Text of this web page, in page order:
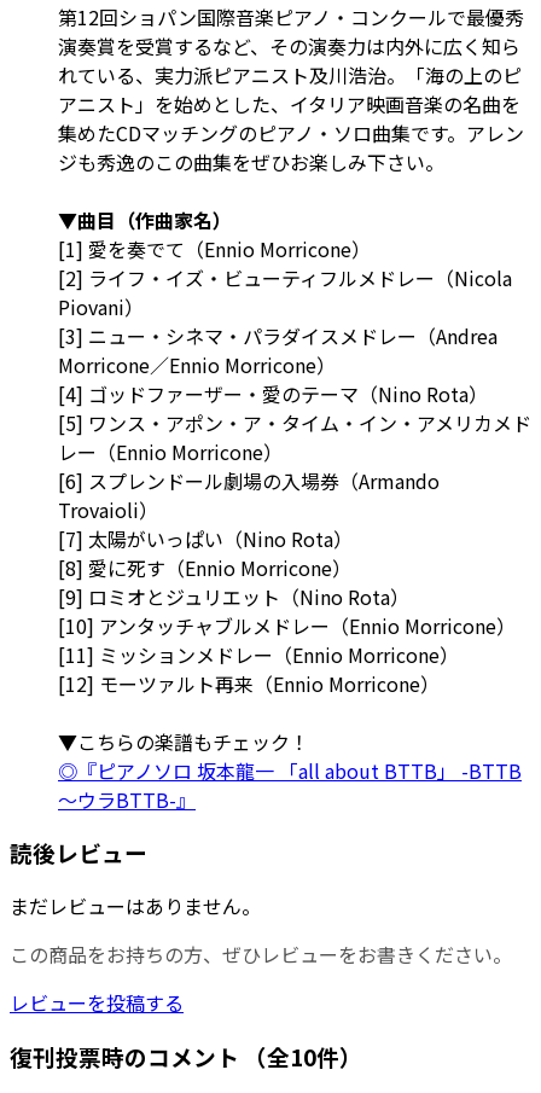
第12回ショパン国際音楽ピアノ・コンクールで最優秀
演奏賞を受賞するなど、その演奏力は内外に広く知ら
れている、実力派ピアニスト及川浩治。「海の上のピ
アニスト」を始めとした、イタリア映画音楽の名曲を
集めたCDマッチングのピアノ・ソロ曲集です。アレン
ジも秀逸のこの曲集をぜひお楽しみ下さい。
▼曲目（作曲家名）
[1] 愛を奏でて（Ennio Morricone）
[2] ライフ・イズ・ビューティフルメドレー（Nicola
Piovani）
[3] ニュー・シネマ・パラダイスメドレー（Andrea
Morricone／Ennio Morricone）
[4] ゴッドファーザー・愛のテーマ（Nino Rota）
[5] ワンス・アポン・ア・タイム・イン・アメリカメド
レー（Ennio Morricone）
[6] スプレンドール劇場の入場券（Armando
Trovaioli）
[7] 太陽がいっぱい（Nino Rota）
[8] 愛に死す（Ennio Morricone）
[9] ロミオとジュリエット（Nino Rota）
[10] アンタッチャブルメドレー（Ennio Morricone）
[11] ミッションメドレー（Ennio Morricone）
[12] モーツァルト再来（Ennio Morricone）
▼こちらの楽譜もチェック！
◎『ピアノソロ 坂本龍一 「all about BTTB」 -BTTB
～ウラBTTB-』
読後レビュー
まだレビューはありません。
この商品をお持ちの方、ぜひレビューをお書きください。
レビューを投稿する
復刊投票時のコメント （全10件）